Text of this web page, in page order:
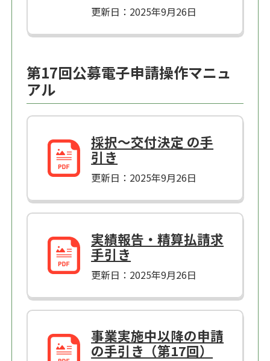
更新日：2025年9月26日
第17回公募電子申請操作マニュ
アル
採択～交付決定 の手
引き
更新日：2025年9月26日
実績報告・精算払請求
手引き
更新日：2025年9月26日
事業実施中以降の申請
の手引き（第17回）